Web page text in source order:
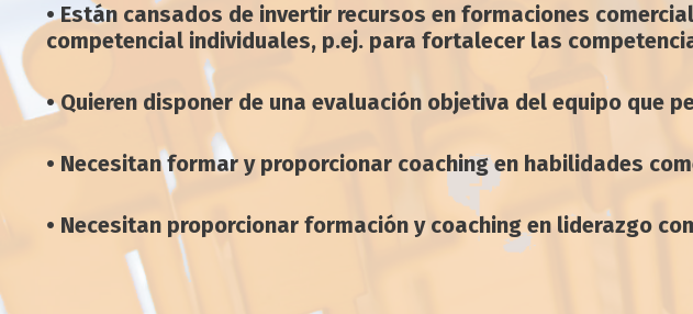
• Están cansados de invertir recursos en formaciones
competencial individuales, p.ej. para fortalecer las
• Quieren disponer de una evaluación objetiva del equipo
• Necesitan formar y proporcionar coaching en habilidades
• Necesitan proporcionar formación y coaching en liderazgo